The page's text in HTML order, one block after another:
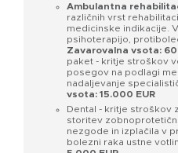
Ambulantna
različnih vrst
medicinske indikacije.
psihoterapijo,
Zavarovalna vsota:
paket - kritje stroškov
posegov na podlagi
nadaljevanje
vsota: 15.000 EUR
Dental - kritje stroškov
storitev
nezgode in izplačila v
bolezni raka ustne